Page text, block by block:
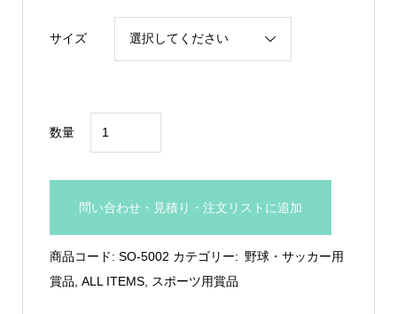
サイズ
数量
球
問い合わせ・見積り・注文リストに追加
商品コード: SO-5002 カテゴリー: 野球・サッカー用
賞品 ALL ITEMS, スポーツ用賞品